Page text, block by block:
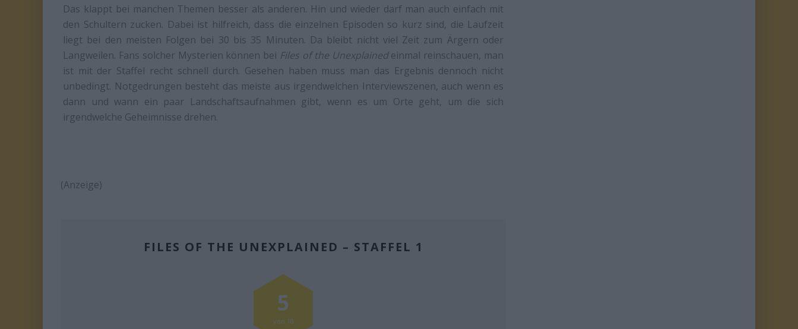
Das klappt bei manchen Themen besser als anderen. Hin und wieder darf man auch einfach mit
den Schultern zucken. Dabei ist hilfreich, dass die einzelnen Episoden so kurz sind, die Laufzeit
liegt bei den meisten Folgen bei 30 bis 35 Minuten. Da bleibt nicht viel Zeit zum Ärgern oder
Langweilen. Fans solcher Mysterien können bei Files of the Unexplainedeinmal reinschauen, man
ist mit der Staffel recht schnell durch. Gesehen haben muss man das Ergebnis dennoch nicht
unbedingt. Notgedrungen besteht das meiste aus irgendwelchen Interviewszenen, auch wenn es
dann und wann ein paar Landschaftsaufnahmen gibt, wenn es um Orte geht, um die sich
irgendwelche Geheimnisse drehen.
(Anzeige)
FILES OF THE UNEXPLAINED – STAFFEL 1
5
von 10